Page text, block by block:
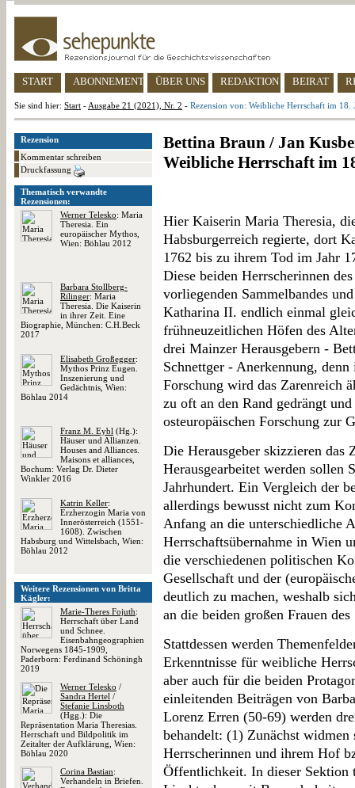
START ABONNEMENT ÜBER UNS REDAKTION BEIRAT
Sie sind hier: Start - Ausgabe 21 (2021), Nr. 2 - Rezension von: Weibliche Herrschaft im 18.
Rezension
Kommentar schreiben
Druckfassung
Thematisch verwandte
Rezensionen:
Werner Telesko: Maria
Theresia. Ein
europäischer Mythos,
Wien: Böhlau 2012
Barbara Stollberg-
Rilinger: Maria
Theresia. Die Kaiserin
in ihrer Zeit. Eine
Biographie, München: C.H.Beck
2017
Elisabeth Großegger:
Mythos Prinz Eugen.
Inszenierung und
Gedächtnis, Wien:
Böhlau 2014
Franz M. Eybl (Hg.):
Häuser und Allianzen.
Houses and Alliances.
Maisons et alliances,
Bochum: Verlag Dr. Dieter
Winkler 2016
Katrin Keller:
Erzherzogin Maria von
Innerösterreich (1551-
1608). Zwischen
Habsburg und Wittelsbach, Wien:
Böhlau 2012
Weitere Rezensionen von Britta
Kägler:
Marie-Theres Fojuth:
Herrschaft über Land
und Schnee.
Eisenbahngeographien
Norwegens 1845-1909,
Paderborn: Ferdinand Schöningh
2019
Werner Telesko /
Sandra Hertel /
Stefanie Linsboth
(Hgg.): Die
Repräsentation Maria Theresias.
Herrschaft und Bildpolitik im
Zeitalter der Aufklärung, Wien:
Böhlau 2020
Corina Bastian:
Verhandeln in Briefen.
Bettina Braun / Jan
Weibliche Herrschaft im
Hier Kaiserin Maria Theresia,
Habsburgerreich regierte, dort
1762 bis zu ihrem Tod im Jahr
Diese beiden Herrscherinnen
vorliegenden Sammelbandes
Katharina II. endlich einmal
frühneuzeitlichen Höfen des
drei Mainzer Herausgebern -
Schnettger - Anerkennung,
Forschung wird das Zarenreich
zu oft an den Rand gedrängt
osteuropäischen Forschung zur
Die Herausgeber skizzieren
Herausgearbeitet werden
Jahrhundert. Ein Vergleich der
allerdings bewusst nicht zum
Anfang an die unterschiedliche
Herrschaftsübernahme in Wien
die verschiedenen politischen
Gesellschaft und der
deutlich zu machen, weshalb
an die beiden großen Frauen
Stattdessen werden
Erkenntnisse für weibliche
aber auch für die beiden
einleitenden Beiträgen von
Lorenz Erren (50-69) werden
behandelt: (1) Zunächst
Herrscherinnen und ihrem Hof
Öffentlichkeit. In dieser Sektion